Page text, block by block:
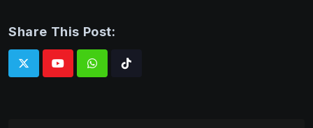
Share This Post:
WhatsappTiktok